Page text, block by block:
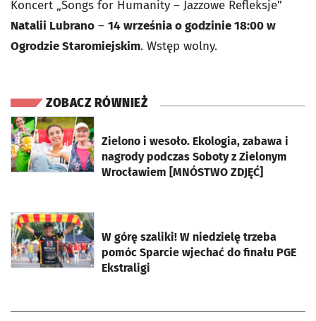
Koncert „Songs for Humanity – Jazzowe Refleksje”
Natalii Lubrano – 14 września o godzinie 18:00 w
Ogrodzie Staromiejskim. Wstęp wolny.
ZOBACZ RÓWNIEŻ
Zielono i wesoło. Ekologia, zabawa i
nagrody podczas Soboty z Zielonym
Wrocławiem [MNÓSTWO ZDJĘĆ]
otworzy się w nowej karcie
W górę szaliki! W niedzielę trzeba
pomóc Sparcie wjechać do finału PGE
Ekstraligi
otworzy się w nowej karcie